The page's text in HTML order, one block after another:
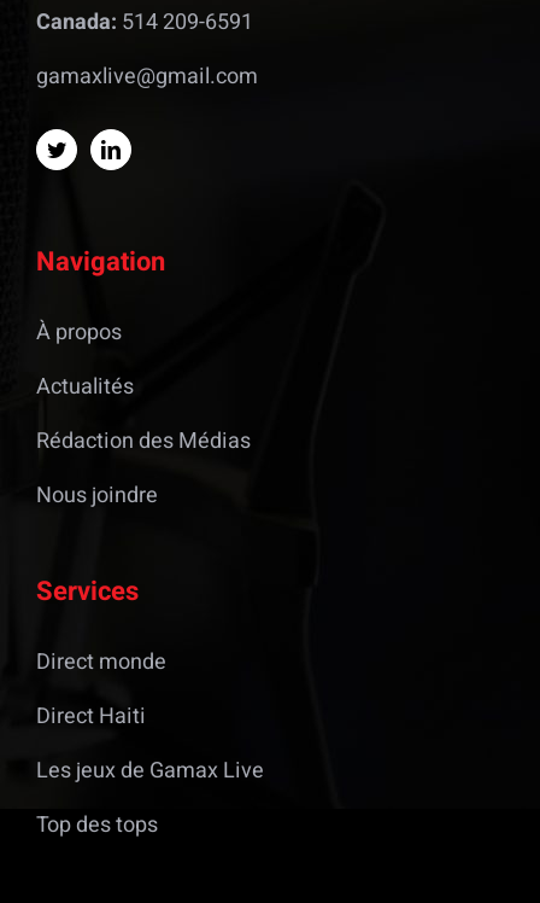
Canada: 514 209-6591
gamaxlive@gmail.com
Navigation
À propos
Actualités
Rédaction des Médias
Nous joindre
Services
Direct monde
Direct Haiti
Les jeux de Gamax Live
Top des tops